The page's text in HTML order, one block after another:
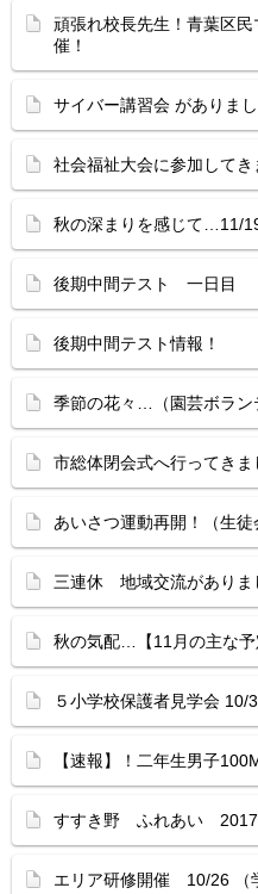
頑張れ校長先生！青葉区
催！
サイバー講習会 があり
社会福祉大会に参加して
秋の深まりを感じて…11/
後期中間テスト 一日目
後期中間テスト情報！
季節の花々…（園芸ボラン
市総体閉会式へ行ってき
あいさつ運動再開！（生徒
三連休 地域交流がありま
秋の気配…【11月の主な予
５小学校保護者見学会 10/
【速報】！二年生男子
すすき野 ふれあい 2017
エリア研修開催 10/26 （